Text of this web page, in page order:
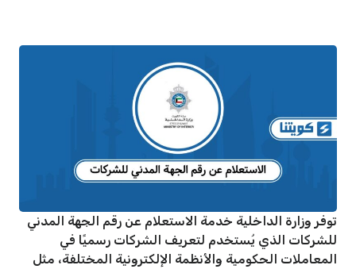
توفر وزارة الداخلية خدمة الاستعلام عن رقم الجهة المدني
للشركات الذي يُستخدم لتعريف الشركات رسميًا في
المعاملات الحكومية والأنظمة الإلكترونية المختلفة، مثل